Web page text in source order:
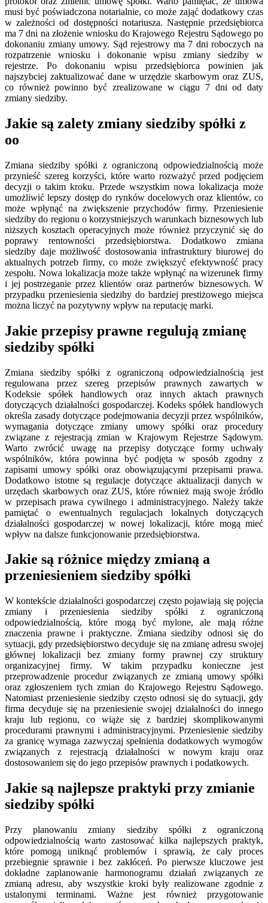
musi być poświadczona notarialnie, co może zająć dodatkowy czas
w zależności od dostępności notariusza. Następnie przedsiębiorca
ma 7 dni na złożenie wniosku do Krajowego Rejestru Sądowego po
dokonaniu zmiany umowy. Sąd rejestrowy ma 7 dni roboczych na
rozpatrzenie wniosku i dokonanie wpisu zmiany siedziby w
rejestrze. Po dokonaniu wpisu przedsiębiorca powinien jak
najszybciej zaktualizować dane w urzędzie skarbowym oraz ZUS,
co również powinno być zrealizowane w ciągu 7 dni od daty
zmiany siedziby.
Jakie są zalety zmiany siedziby spółki z
oo
Zmiana siedziby spółki z ograniczoną odpowiedzialnością może
przynieść szereg korzyści, które warto rozważyć przed podjęciem
decyzji o takim kroku. Przede wszystkim nowa lokalizacja może
umożliwić lepszy dostęp do rynków docelowych oraz klientów, co
może wpłynąć na zwiększenie przychodów firmy. Przeniesienie
siedziby do regionu o korzystniejszych warunkach biznesowych lub
niższych kosztach operacyjnych może również przyczynić się do
poprawy rentowności przedsiębiorstwa. Dodatkowo zmiana
siedziby daje możliwość dostosowania infrastruktury biurowej do
aktualnych potrzeb firmy, co może zwiększyć efektywność pracy
zespołu. Nowa lokalizacja może także wpłynąć na wizerunek firmy
i jej postrzeganie przez klientów oraz partnerów biznesowych. W
przypadku przeniesienia siedziby do bardziej prestiżowego miejsca
można liczyć na pozytywny wpływ na reputację marki.
Jakie przepisy prawne regulują zmianę
siedziby spółki
Zmiana siedziby spółki z ograniczoną odpowiedzialnością jest
regulowana przez szereg przepisów prawnych zawartych w
Kodeksie spółek handlowych oraz innych aktach prawnych
dotyczących działalności gospodarczej. Kodeks spółek handlowych
określa zasady dotyczące podejmowania decyzji przez wspólników,
wymagania dotyczące zmiany umowy spółki oraz procedury
związane z rejestracją zmian w Krajowym Rejestrze Sądowym.
Warto zwrócić uwagę na przepisy dotyczące formy uchwały
wspólników, która powinna być podjęta w sposób zgodny z
zapisami umowy spółki oraz obowiązującymi przepisami prawa.
Dodatkowo istotne są regulacje dotyczące aktualizacji danych w
urzędach skarbowych oraz ZUS, które również mają swoje źródło
w przepisach prawa cywilnego i administracyjnego. Należy także
pamiętać o ewentualnych regulacjach lokalnych dotyczących
działalności gospodarczej w nowej lokalizacji, które mogą mieć
wpływ na dalsze funkcjonowanie przedsiębiorstwa.
Jakie są różnice między zmianą a
przeniesieniem siedziby spółki
W kontekście działalności gospodarczej często pojawiają się pojęcia
zmiany i przeniesienia siedziby spółki z ograniczoną
odpowiedzialnością, które mogą być mylone, ale mają różne
znaczenia prawne i praktyczne. Zmiana siedziby odnosi się do
sytuacji, gdy przedsiębiorstwo decyduje się na zmianę adresu swojej
głównej lokalizacji bez zmiany formy prawnej czy struktury
organizacyjnej firmy. W takim przypadku konieczne jest
przeprowadzenie procedur związanych ze zmianą umowy spółki
oraz zgłoszeniem tych zmian do Krajowego Rejestru Sądowego.
Natomiast przeniesienie siedziby często odnosi się do sytuacji, gdy
firma decyduje się na przeniesienie swojej działalności do innego
kraju lub regionu, co wiąże się z bardziej skomplikowanymi
procedurami prawnymi i administracyjnymi. Przeniesienie siedziby
za granicę wymaga zazwyczaj spełnienia dodatkowych wymogów
związanych z rejestracją działalności w nowym kraju oraz
dostosowaniem się do jego przepisów prawnych i podatkowych.
Jakie są najlepsze praktyki przy zmianie
siedziby spółki
Przy planowaniu zmiany siedziby spółki z ograniczoną
odpowiedzialnością warto zastosować kilka najlepszych praktyk,
które pomogą uniknąć problemów i sprawią, że cały proces
przebiegnie sprawnie i bez zakłóceń. Po pierwsze kluczowe jest
dokładne zaplanowanie harmonogramu działań związanych ze
zmianą adresu, aby wszystkie kroki były realizowane zgodnie z
ustalonymi terminami. Ważne jest również przygotowanie